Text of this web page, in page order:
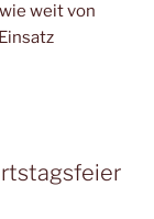
weit von